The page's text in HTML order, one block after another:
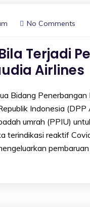
No Comments
Terjadi
Airlines
Bidang
Indonesia
umrah (PPIU)
terindikasi reaktif